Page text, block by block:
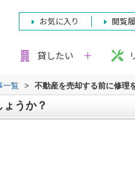
お気に入り 閲覧
貸したい
一覧 > 不動産を売却する前に修理
うか？